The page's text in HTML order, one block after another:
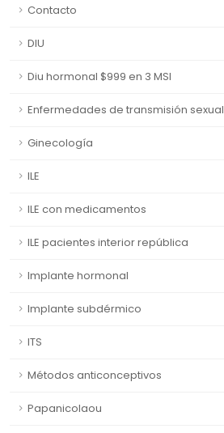
Contacto
DIU
Diu hormonal $999 en 3 MSI
Enfermedades de transmisión sexual
Ginecología
ILE
ILE con medicamentos
ILE pacientes interior república
Implante hormonal
Implante subdérmico
ITS
Métodos anticonceptivos
Papanicolaou